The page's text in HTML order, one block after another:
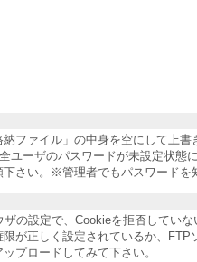
ファイル」の中身を空にして上
ユーザのパスワードが未設定状
さい。※管理者でもパスワードを
の設定で、Cookieを拒否して
が正しく設定されているか、
プロードしてみて下さい。